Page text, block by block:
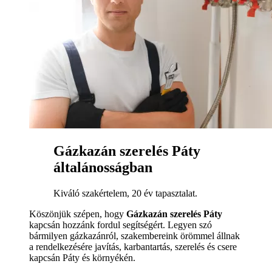
Gázkazán szerelés Páty
általánosságban
Kiváló szakértelem, 20 év tapasztalat.
Köszönjük szépen, hogy Gázkazán szerelés Páty
kapcsán hozzánk fordul segítségért. Legyen szó
bármilyen gázkazánról, szakembereink örömmel állnak
a rendelkezésére javítás, karbantartás, szerelés és csere
kapcsán Páty és környékén.